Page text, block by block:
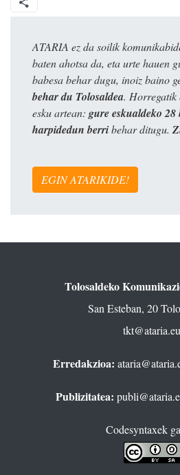
ATARIA ez da soilik
baten ahotsa da, eta urte hauen
babesa behar dugu, inoiz baino
behar du Tolosaldea. Horregatik
esku artean: gure eskualdeko
harpidedun berribehar ditugu.
EGIN ATARIKIDE!
Tolosaldeko
San Esteban, 20
Erredakzioa:
Publizitatea:
Codesyntaxek